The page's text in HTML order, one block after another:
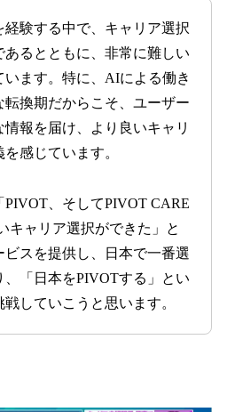
験する中で、キャリア選択
るとともに、非常に難しい
ます。特に、AIによる働き
換期だからこそ、ユーザー
報を届け、より良いキャリ
感じています。
、そしてPIVOT CARE
キャリア選択ができた」と
スを提供し、日本で一番選
「日本をPIVOTする」とい
していこうと思います。